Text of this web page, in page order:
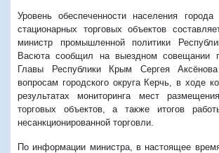
Уровень обеспеченности населения
стационарных торговых объектов
министр промышленной политики
Васюта сообщил на выездном совещании
Главы Республики Крым Сергея
вопросам городского округа Керчь, в ходе
результатах мониторинга мест
торговых объектов, а также итогов
несанкционированной торговли.
По информации министра, в настоящее